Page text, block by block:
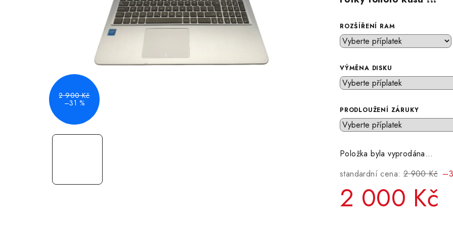
ROZŠÍŘENÍ RAM
VÝMĚNA DISKU
PRODLOUŽENÍ ZÁRUKY
Položka byla vyprodána…
standardní cena: 2 900 Kč
2 000 Kč
2 900 Kč
–31 %